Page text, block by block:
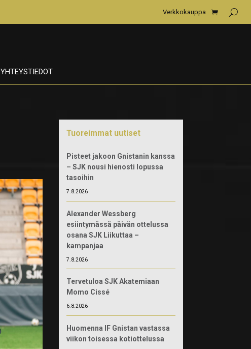
Verkkokauppa
YHTEYSTIEDOT
Tuoreimmat uutiset
Pisteet jakoon Gnistanin kanssa
– SJK nousi hienosti lopussa
tasoihin
7.8.2026
Alexander Wessberg
esiintymässä päivän ottelussa
osana SJK Liikuttaa –
kampanjaa
7.8.2026
Tervetuloa SJK Akatemiaan
Momo Cissé
6.8.2026
Huomenna IF Gnistan vastassa
viikon toisessa kotiottelussa